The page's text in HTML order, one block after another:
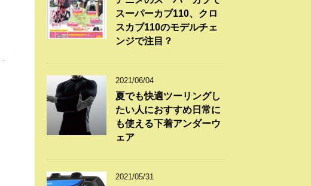
スーパーカブ110、クロ
スカブ110のモデルチェ
ンジで注目？
2021/06/04
夏でも快適ツーリングし
たい人におすすめ日常に
も使える下着アンダーウ
ェア
2021/05/31